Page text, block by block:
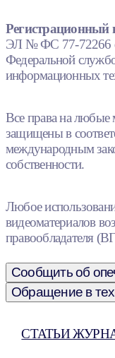
Регистрационный
ЭЛ № ФС 77-72266
Федеральной
информационных
Все права на любые
защищены в
международным
собственности.
Любое
видеоматериалов
правообладателя
Сообщить об
Обращение в
СТАТЬИ